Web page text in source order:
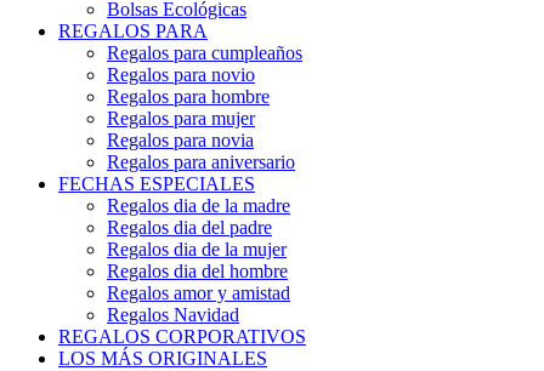
Bolsas Ecológicas
REGALOS PARA
Regalos para cumpleaños
Regalos para novio
Regalos para hombre
Regalos para mujer
Regalos para novia
Regalos para aniversario
FECHAS ESPECIALES
Regalos dia de la madre
Regalos dia del padre
Regalos dia de la mujer
Regalos dia del hombre
Regalos amor y amistad
Regalos Navidad
REGALOS CORPORATIVOS
LOS MÁS ORIGINALES